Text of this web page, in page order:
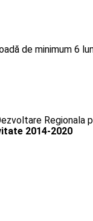
de minimum 6
Regionala
2014-2020